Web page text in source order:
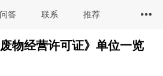
问答 联系 推荐
物经营许可证》单位一览